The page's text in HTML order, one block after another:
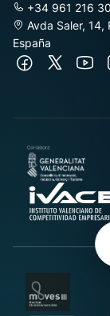
+34 961 216
Avda Saler, 14,
España